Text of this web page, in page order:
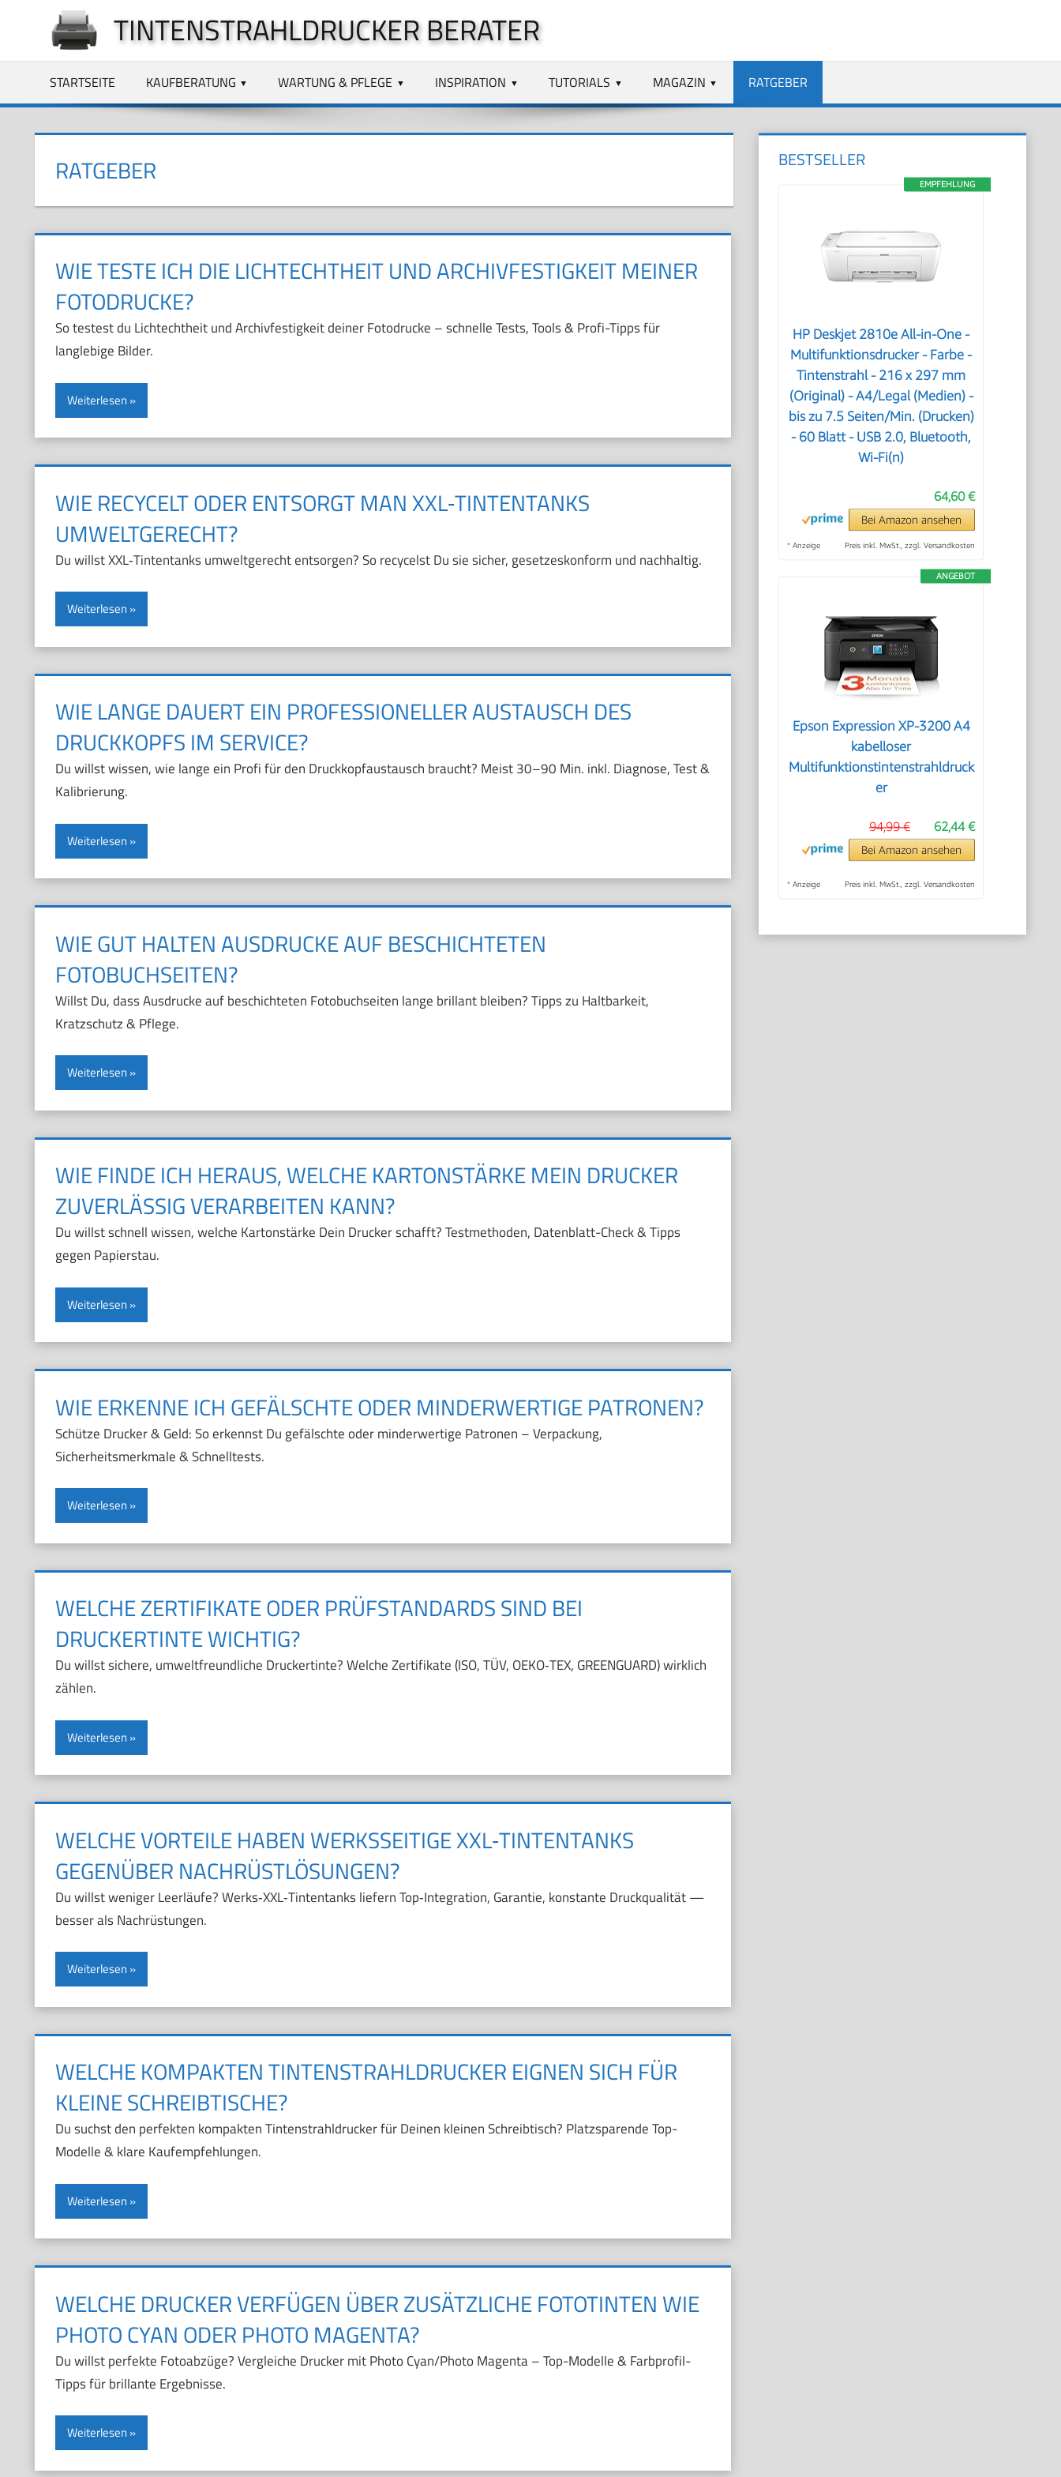
springen
TINTENSTRAHLDRUCKER BERATER
STARTSEITE KAUFBERATUNG WARTUNG & PFLEGE INSPIRATION TUTORIALS MAGAZIN RATGEBER
RATGEBER
WIE TESTE ICH DIE LICHTECHTHEIT UND ARCHIVFESTIGKEIT MEINER
FOTODRUCKE?
So testest du Lichtechtheit und Archivfestigkeit deiner Fotodrucke – schnelle Tests, Tools & Profi-Tipps für
langlebige Bilder.
Weiterlesen
WIE RECYCELT ODER ENTSORGT MAN XXL‑TINTENTANKS
UMWELTGERECHT?
Du willst XXL‑Tintentanks umweltgerecht entsorgen? So recycelst Du sie sicher, gesetzeskonform und nachhaltig.
Weiterlesen
WIE LANGE DAUERT EIN PROFESSIONELLER AUSTAUSCH DES
DRUCKKOPFS IM SERVICE?
Du willst wissen, wie lange ein Profi für den Druckkopfaustausch braucht? Meist 30–90 Min. inkl. Diagnose, Test &
Kalibrierung.
Weiterlesen
WIE GUT HALTEN AUSDRUCKE AUF BESCHICHTETEN
FOTOBUCHSEITEN?
Willst Du, dass Ausdrucke auf beschichteten Fotobuchseiten lange brillant bleiben? Tipps zu Haltbarkeit,
Kratzschutz & Pflege.
Weiterlesen
WIE FINDE ICH HERAUS, WELCHE KARTONSTÄRKE MEIN DRUCKER
ZUVERLÄSSIG VERARBEITEN KANN?
Du willst schnell wissen, welche Kartonstärke Dein Drucker schafft? Testmethoden, Datenblatt-Check & Tipps
gegen Papierstau.
Weiterlesen
WIE ERKENNE ICH GEFÄLSCHTE ODER MINDERWERTIGE PATRONEN?
Schütze Drucker & Geld: So erkennst Du gefälschte oder minderwertige Patronen – Verpackung,
Sicherheitsmerkmale & Schnelltests.
Weiterlesen
WELCHE ZERTIFIKATE ODER PRÜFSTANDARDS SIND BEI
DRUCKERTINTE WICHTIG?
Du willst sichere, umweltfreundliche Druckertinte? Welche Zertifikate (ISO, TÜV, OEKO‑TEX, GREENGUARD) wirklich
zählen.
Weiterlesen
WELCHE VORTEILE HABEN WERKSSEITIGE XXL‑TINTENTANKS
GEGENÜBER NACHRÜSTLÖSUNGEN?
Du willst weniger Leerläufe? Werks‑XXL‑Tintentanks liefern Top‑Integration, Garantie, konstante Druckqualität —
besser als Nachrüstungen.
Weiterlesen
WELCHE KOMPAKTEN TINTENSTRAHLDRUCKER EIGNEN SICH FÜR
KLEINE SCHREIBTISCHE?
Du suchst den perfekten kompakten Tintenstrahldrucker für Deinen kleinen Schreibtisch? Platzsparende Top-
Modelle & klare Kaufempfehlungen.
Weiterlesen
WELCHE DRUCKER VERFÜGEN ÜBER ZUSÄTZLICHE FOTOTINTEN WIE
PHOTO CYAN ODER PHOTO MAGENTA?
Du willst perfekte Fotoabzüge? Vergleiche Drucker mit Photo Cyan/Photo Magenta – Top-Modelle & Farbprofil-
Tipps für brillante Ergebnisse.
Weiterlesen
BESTSELLER
EMPFEHLUNG
HP Deskjet 2810e All-in-One -
Multifunktionsdrucker - Farbe -
Tintenstrahl - 216 x 297 mm
(Original) - A4/Legal (Medien) -
bis zu 7.5 Seiten/Min. (Drucken)
- 60 Blatt - USB 2.0, Bluetooth,
Wi-Fi(n)
64,60 €
Bei Amazon ansehen
* Anzeige Preis inkl. MwSt., zzgl. Versandkosten
ANGEBOT
Epson Expression XP-3200 A4
kabelloser
Multifunktionstintenstrahldruck
er
62,44 €
94,99 €
Bei Amazon ansehen
* Anzeige Preis inkl. MwSt., zzgl. Versandkosten